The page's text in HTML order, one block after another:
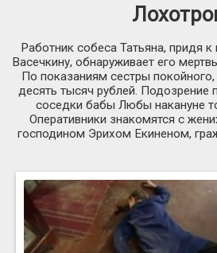
Работник собеса Татьяна, придя
Васечкину, обнаруживает его
По показаниям сестры
десять тысяч рублей. Подозрение
соседки бабы Любы накануне
Оперативники знакомятся с
господином Эрихом Екиненом,